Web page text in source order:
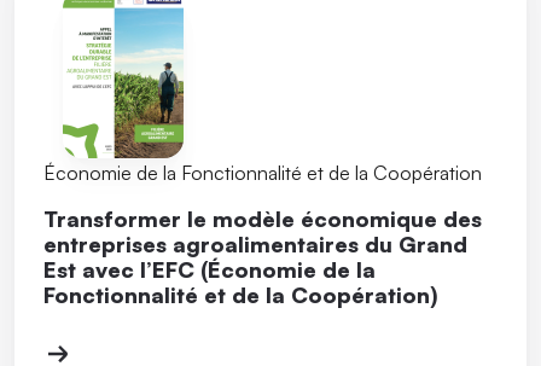
Économie de la Fonctionnalité et de la Coopération
Transformer le modèle économique des
entreprises agroalimentaires du Grand
Est avec l’EFC (Économie de la
Fonctionnalité et de la Coopération)